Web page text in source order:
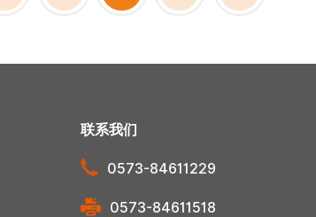
联系我们
0573-84611229
0573-84611518